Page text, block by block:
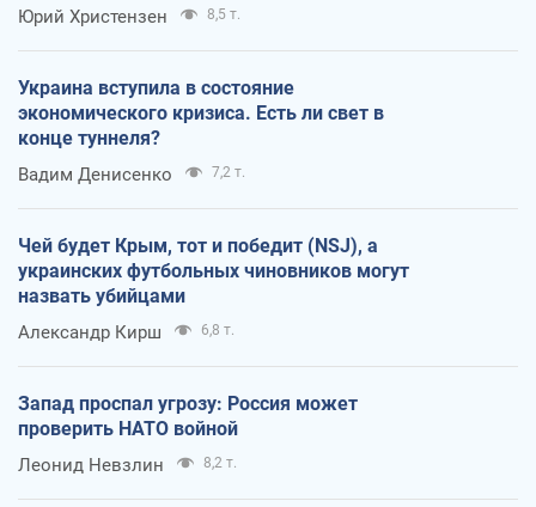
Юрий Христензен 8,5 т.
Украина вступила в состояние
экономического кризиса. Есть ли свет в
конце туннеля?
Вадим Денисенко 7,2 т.
Чей будет Крым, тот и победит (NSJ), а
украинских футбольных чиновников могут
назвать убийцами
Александр Кирш 6,8 т.
Запад проспал угрозу: Россия может
проверить НАТО войной
Леонид Невзлин 8,2 т.